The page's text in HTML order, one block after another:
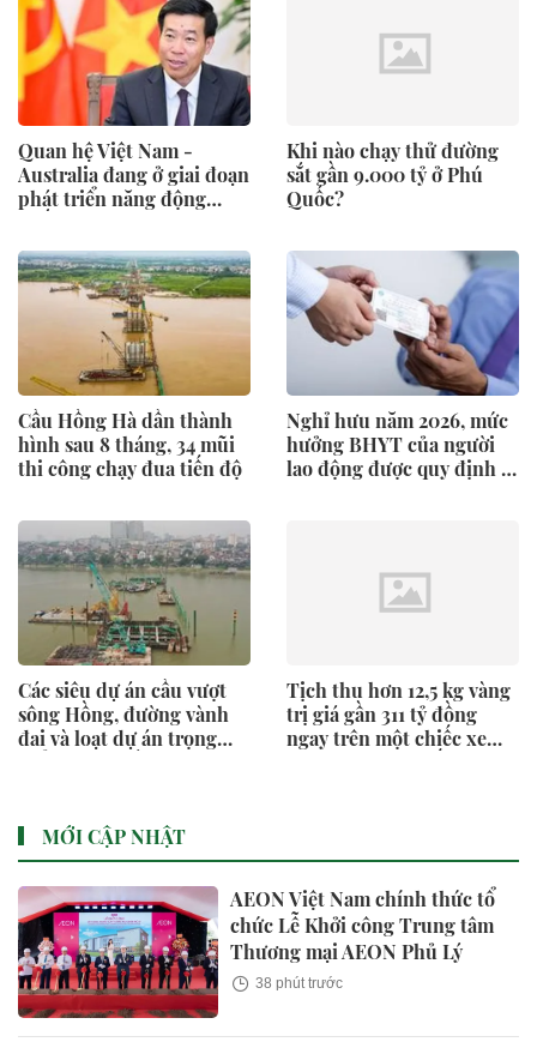
Quan hệ Việt Nam -
Australia đang ở giai đoạn
phát triển năng động
Khi nào chạy thử đường
sắt gần 9.000 tỷ ở Phú
Quốc?
Cầu Hồng Hà dần thành
hình sau 8 tháng, 34 mũi
thi công chạy đua tiến độ
Nghỉ hưu năm 2026, mức
hưởng BHYT của người
lao động được quy định ra
Các siêu dự án cầu vượt
sông Hồng, đường vành
đai và loạt dự án trọng
Tịch thu hơn 12,5 kg vàng
trị giá gần 311 tỷ đồng
ngay trên một chiếc xe
MỚI CẬP NHẬT
AEON Việt Nam chính thức tổ
chức Lễ Khởi công Trung tâm
Thương mại AEON Phủ Lý
38 phút trước